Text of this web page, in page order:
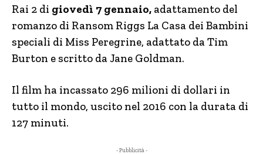
Rai 2 di giovedì 7 gennaio, adattamento del
romanzo di Ransom Riggs La Casa dei Bambini
speciali di Miss Peregrine, adattato da Tim
Burton e scritto da Jane Goldman.
Il film ha incassato 296 milioni di dollari in
tutto il mondo, uscito nel 2016 con la durata di
127 minuti.
- Pubblicità -